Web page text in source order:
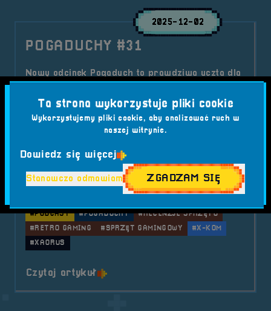
2025-12-02
POGADUCHY #31
Nowy odcinek Pogaduch to prawdziwa uczta dla
Grzegorzem Rycko, znanym jako Xaorus, o
klawiaturach, myszkach, dziwnych wynalazkach,
kulisach recenzji i o tym, kiedy pasja do sprzętu
Aktualności Podcast
Tagi:
#GRZEGORZ RYCKO
#PODCAST
#POGADUCHY
#RECENZJE SPRZĘTU
#RETRO GAMING
#SPRZĘT GAMINGOWY
#X-KOM
#XAORUS
Czytaj artykuło tytule POGADUCHY #31
Ta strona wykorzystuje pliki cookie
Wykorzystujemy pliki cookie, aby analizować ruch w
naszej witrynie.
Dowiedz się więcej
Stanowczo odmawiam ZGADZAM SIĘ